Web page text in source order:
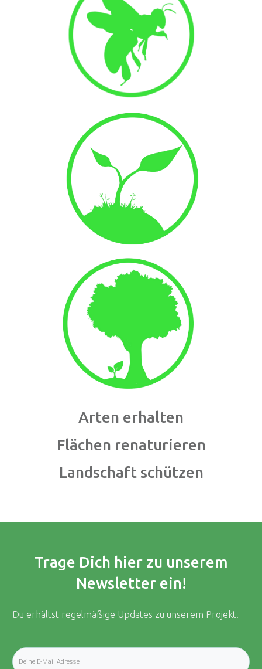
Arten erhalten
Flächen renaturieren
Landschaft schützen
Trage Dich hier zu unserem
Newsletter ein!
Du erhältst regelmäßige Updates zu unserem Projekt!